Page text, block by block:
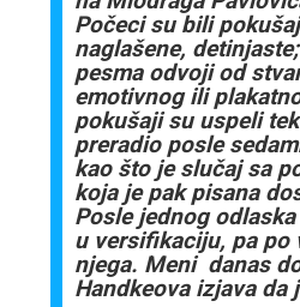
Počeci su bili
naglašene,
pesma odvoji od
emotivnog ili
pokušaji su uspeli
preradio posle
kao što je slučaj sa
koja je pak pisana
Posle jednog
u versifikaciju, pa po
njega. Meni danas
Handkeova izjava da